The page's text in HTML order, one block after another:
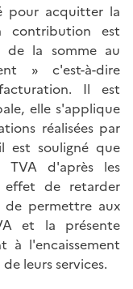
pour acquitter la
contribution est
de la somme au
» c'est-à-dire
Il est
elle s'applique
réalisées par
est souligné que
TVA d'après les
de retarder
permettre aux
et la présente
à l'encaissement
leurs services.